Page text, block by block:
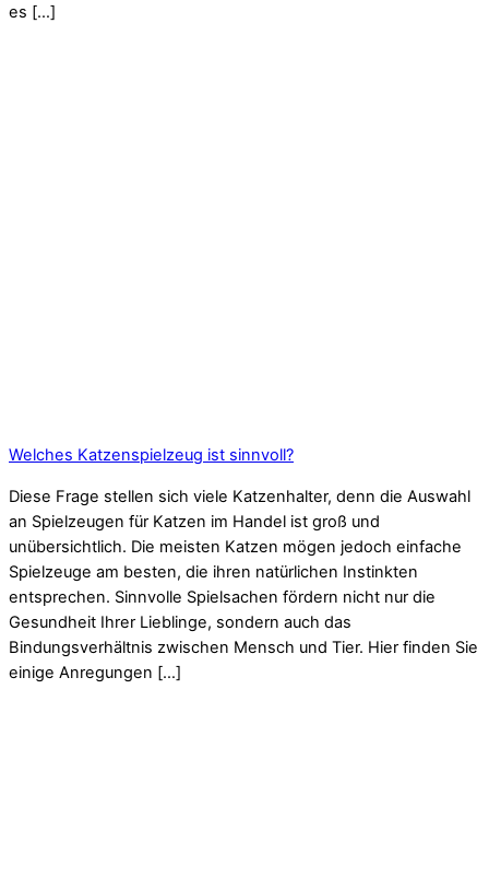
es […]
Welches Katzenspielzeug ist sinnvoll?
Diese Frage stellen sich viele Katzenhalter, denn die Auswahl
an Spielzeugen für Katzen im Handel ist groß und
unübersichtlich. Die meisten Katzen mögen jedoch einfache
Spielzeuge am besten, die ihren natürlichen Instinkten
entsprechen. Sinnvolle Spielsachen fördern nicht nur die
Gesundheit Ihrer Lieblinge, sondern auch das
Bindungsverhältnis zwischen Mensch und Tier. Hier finden Sie
einige Anregungen […]